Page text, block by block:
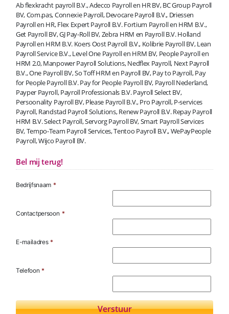
Ab flexkracht payroll B.V., Adecco Payroll en HR BV, BC Group Payroll
BV, Com.pas, Connexie Payroll, Devocare Payroll B.V., Driessen
Payroll en HR, Flex Expert Payroll B.V. Fortium Payroll en HRM B.V.,
Get Payroll BV, GJ Pay-Roll BV, Zebra HRM en Payroll B.V. Holland
Payroll en HRM B.V. Koers Oost Payroll B.V., Kolibrie Payroll BV, Lean
Payroll Service B.V., Level One Payroll en HRM BV, People Payroll en
HRM 2.0, Manpower Payroll Solutions, Nedflex Payroll, Next Payroll
B.V., One Payroll BV, So Toff HRM en Payroll BV, Pay to Payroll, Pay
for People Payroll B.V. Pay for People Payroll BV, Payroll Nederland,
Payper Payroll, Payroll Professionals B.V. Payroll Select BV,
Persoonality Payroll BV, Please Payroll B.V., Pro Payroll, P-services
Payroll, Randstad Payroll Solutions, Renew Payroll B.V. Repay Payroll
HRM B.V. Select Payroll, Servorg Payroll BV, Smart Payroll Services
BV, Tempo-Team Payroll Services, Tentoo Payroll B.V., WePayPeople
Payroll, Wijco Payroll BV.
Bel mij terug!
Bedrijfsnaam *
Contactpersoon *
E-mailadres *
Telefoon *